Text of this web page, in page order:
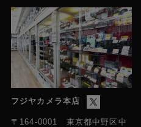
フジヤカメラ本店
〒164-0001 東京都中野区中